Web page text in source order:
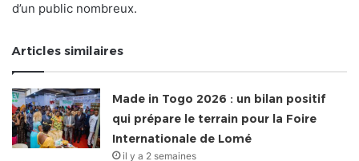
d’un public nombreux.
Articles similaires
Made in Togo 2026 : un bilan positif
qui prépare le terrain pour la Foire
Internationale de Lomé
il y a 2 semaines